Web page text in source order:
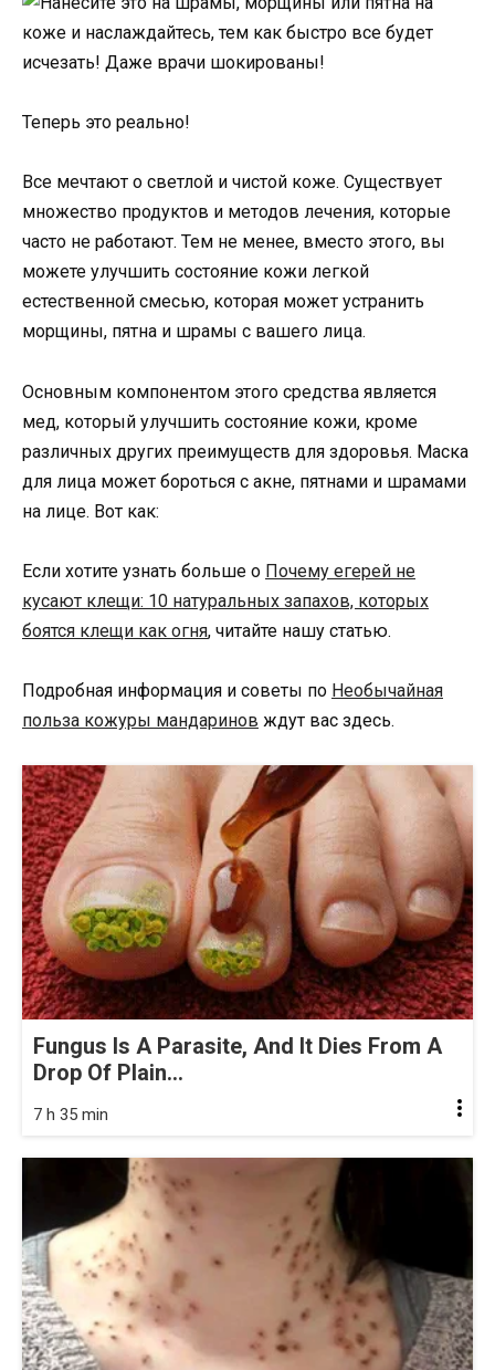
Теперь это реально!
Все мечтают о светлой и чистой коже. Существует
множество продуктов и методов лечения, которые
часто не работают. Тем не менее, вместо этого, вы
можете улучшить состояние кожи легкой
естественной смесью, которая может устранить
морщины, пятна и шрамы с вашего лица.
Основным компонентом этого средства является
мед, который улучшить состояние кожи, кроме
различных других преимуществ для здоровья. Маска
для лица может бороться с акне, пятнами и шрамами
на лице. Вот как:
Если хотите узнать больше о Почему егерей не
кусают клещи: 10 натуральных запахов, которых
боятся клещи как огня, читайте нашу статью.
Подробная информация и советы по Необычайная
польза кожуры мандаринов ждут вас здесь.
Fungus Is A Parasite, And It Dies From A
Drop Of Plain...
7 h 35 min